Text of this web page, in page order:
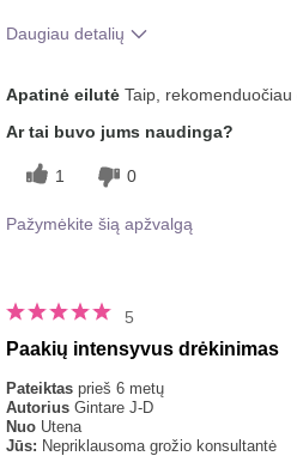
Daugiau detalių
po šio produkto naudojimo?
Apatinė eilutė Taip,
Ar tai buvo jums naudinga?
1 0
Pažymėkite šią apžvalgą
5
Paakių intensyvus drėkinimas
Pateiktas prieš 6 metų
Autorius Gintare J-D
Nuo Utena
Jūs: Nepriklausoma grožio konsultantė